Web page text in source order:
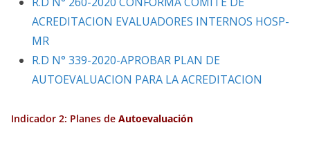
ACREDITACION EVALUADORES INTERNOS HOSP-
MR
R.D N° 339-2020-APROBAR PLAN DE
AUTOEVALUACION PARA LA ACREDITACION
Indicador 2: Planes de Autoevaluación